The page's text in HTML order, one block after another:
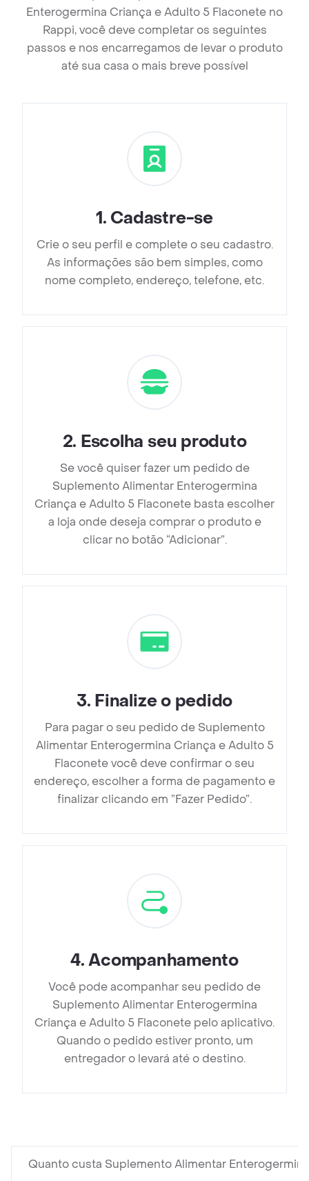
Enterogermina Criança e Adulto 5 Flaconete no
Rappi, você deve completar os seguintes
passos e nos encarregamos de levar o produto
até sua casa o mais breve possível
1. Cadastre-se
Crie o seu perfil e complete o seu cadastro.
As informações são bem simples, como
nome completo, endereço, telefone, etc.
2. Escolha seu produto
Se você quiser fazer um pedido de
Suplemento Alimentar Enterogermina
Criança e Adulto 5 Flaconete basta escolher
a loja onde deseja comprar o produto e
clicar no botão “Adicionar”.
3. Finalize o pedido
Para pagar o seu pedido de Suplemento
Alimentar Enterogermina Criança e Adulto 5
Flaconete você deve confirmar o seu
endereço, escolher a forma de pagamento e
finalizar clicando em ”Fazer Pedido”.
4.Acompanhamento
Você pode acompanhar seu pedido de
Suplemento Alimentar Enterogermina
Criança e Adulto 5 Flaconete pelo aplicativo.
Quando o pedido estiver pronto, um
entregador o levará até o destino.
Quanto custa Suplemento Alimentar